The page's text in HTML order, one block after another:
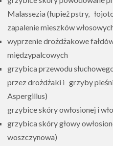
Malassezia (łupież pstry,
zapalenie mieszków
wyprzenie drożdżakowe
międzypalcowych
grzybica przewodu
przez drożdżaki i grzyby
Aspergillus)
grzybice skóry owłosionej i
grzybica skóry głowy
woszczynowa)